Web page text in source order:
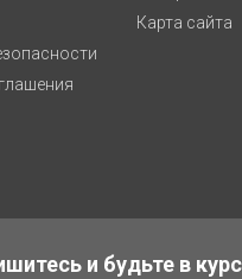
Карта сайта
и будьте в